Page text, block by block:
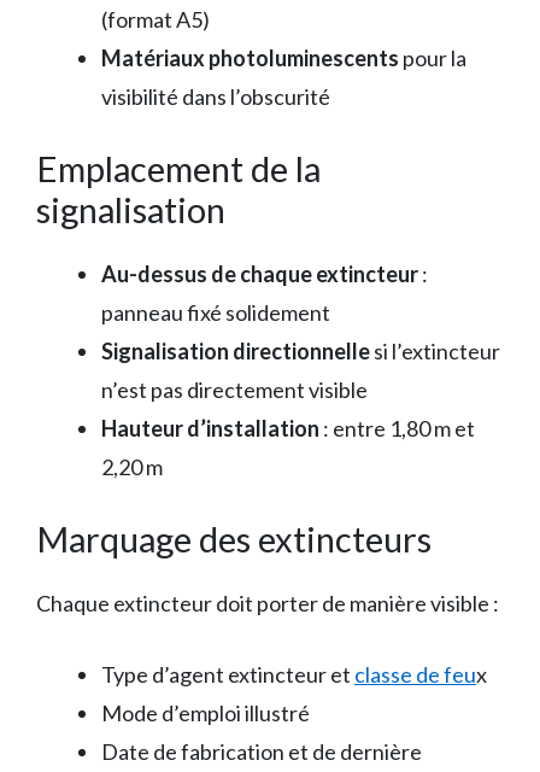
(format A5)
Matériaux photoluminescents pour la
visibilité dans l’obscurité
Emplacement de la
signalisation
Au-dessus de chaque extincteur:
panneau fixé solidement
Signalisation directionnellesi l’extincteur
n’est pas directement visible
Hauteur d’installation : entre 1,80 m et
2,20 m
Marquage des extincteurs
Chaque extincteur doit porter de manière visible :
Type d’agent extincteur et classe de feux
Mode d’emploi illustré
Date de fabrication et de dernière